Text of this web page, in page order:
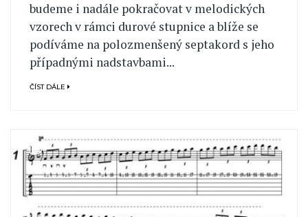
budeme i nadále pokračovat v melodických
vzorech v rámci durové stupnice a blíže se
podíváme na polozmenšený septakord s jeho
případnými nadstavbami...
ČÍST DÁLE